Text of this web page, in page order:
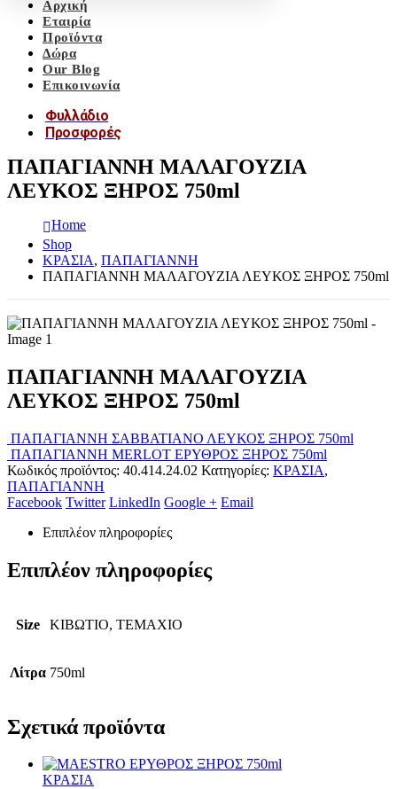
Αρχική
Εταιρία
Προϊόντα
Δώρα
Our Blog
Επικοινωνία
Φυλλάδιο
Προσφορές
ΠΑΠΑΓΙΑΝΝΗ ΜΑΛΑΓΟΥΖΙΑ
ΛΕΥΚΟΣ ΞΗΡΟΣ 750ml
Home
Shop
ΚΡΑΣΙΑ, ΠΑΠΑΓΙΑΝΝΗ
ΠΑΠΑΓΙΑΝΝΗ ΜΑΛΑΓΟΥΖΙΑ ΛΕΥΚΟΣ ΞΗΡΟΣ 750ml
ΠΑΠΑΓΙΑΝΝΗ ΜΑΛΑΓΟΥΖΙΑ
ΛΕΥΚΟΣ ΞΗΡΟΣ 750ml
ΠΑΠΑΓΙΑΝΝΗ ΣΑΒΒΑΤΙΑΝΟ ΛΕΥΚΟΣ ΞΗΡΟΣ 750ml
ΠΑΠΑΓΙΑΝΝΗ MERLOT ΕΡΥΘΡΟΣ ΞΗΡΟΣ 750ml
Κωδικός προϊόντος: 40.414.24.02 Κατηγορίες: ΚΡΑΣΙΑ,
ΠΑΠΑΓΙΑΝΝΗ
Facebook Twitter LinkedIn Google + Email
Επιπλέον πληροφορίες
Επιπλέον πληροφορίες
Size ΚΙΒΩΤΙΟ, ΤΕΜΑΧΙΟ
Λίτρα 750ml
Σχετικά προϊόντα
ΚΡΑΣΙΑ